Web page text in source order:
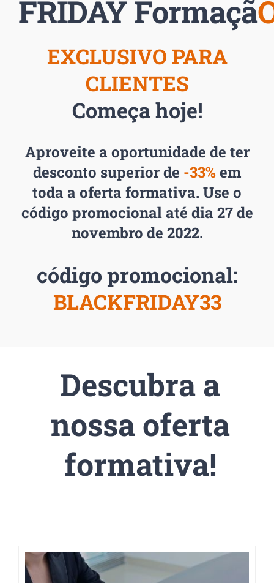
FRIDAYFormaçã
EXCLUSIVO PARA
CLIENTES
Começa hoje!
Aproveite a oportunidade de ter
desconto superior de -33%em
toda a oferta formativa. Use o
código promocional até dia 27 de
novembro de 2022.
código promocional:
BLACKFRIDAY33
Descubra a
nossa oferta
formativa!